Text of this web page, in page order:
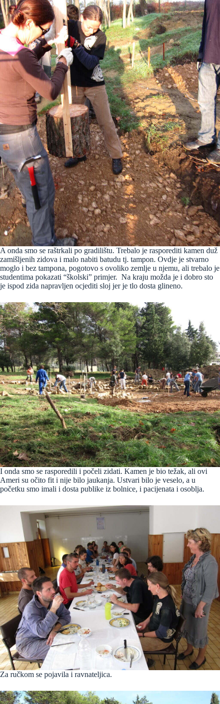
A onda smo se raštrkali po gradilištu. Trebalo je rasporediti kamen duž
zamišljenih zidova i malo nabiti batudu tj. tampon. Ovdje je stvarno
moglo i bez tampona, pogotovo s ovoliko zemlje u njemu, ali trebalo je
studentima pokazati “školski” primjer. Na kraju možda je i dobro sto
je ispod zida napravljen ocjediti sloj jer je tlo dosta glineno.
I onda smo se rasporedili i počeli zidati. Kamen je bio težak, ali ovi
Ameri su očito fit i nije bilo jaukanja. Ustvari bilo je veselo, a u
početku smo imali i dosta publike iz bolnice, i pacijenata i osoblja.
Za ručkom se pojavila i ravnateljica.